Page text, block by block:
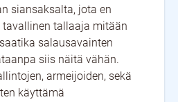
siansaksalta, jota en
tavallinen tallaaja mitään
salausavainten
siis näitä vähän.
armeijoiden, sekä
käyttämä